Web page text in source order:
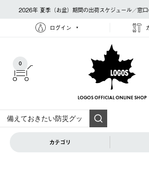
2026年 夏季（お盆）期間の出荷スケジュール／窓
ログイン
0
LOGOS OFFICIAL ONLINE SHOP
カテゴリ